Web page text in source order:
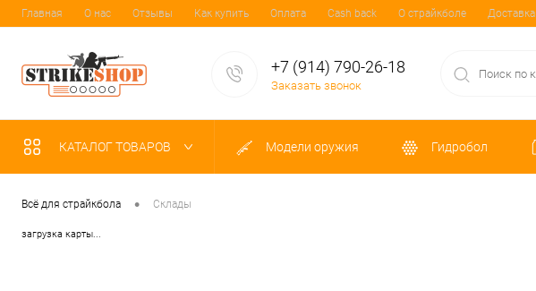
Главная О нас Отзывы Как купить Оплата Cash back О страйкболе Доставка
+7 (914) 790-26-18
Заказать звонок
КАТАЛОГ ТОВАРОВ Модели оружия Гидробол
Всё для страйкбола • Склады
загрузка карты...